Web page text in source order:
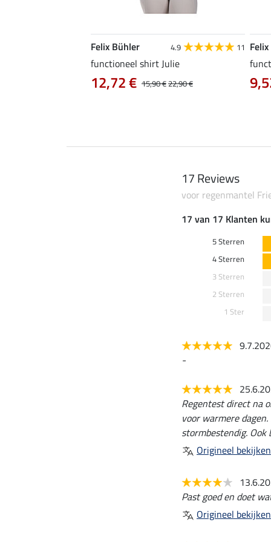
Felix Bühler 4.9 11
functioneel shirt Julie
15,90 €22,90 €
12,72 €
17 Reviews
voor regenmantel
17 van 17 Klanten
5 Sterren
4 Sterren
3 Sterren
2 Sterren
1 Ster
-
Regentest direct na
voor warmere
stormbestendig.
Origineel bekijken
Past goed en doet
Origineel bekijken